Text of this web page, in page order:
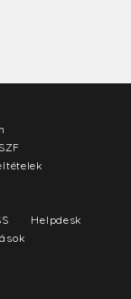
Helpdesk